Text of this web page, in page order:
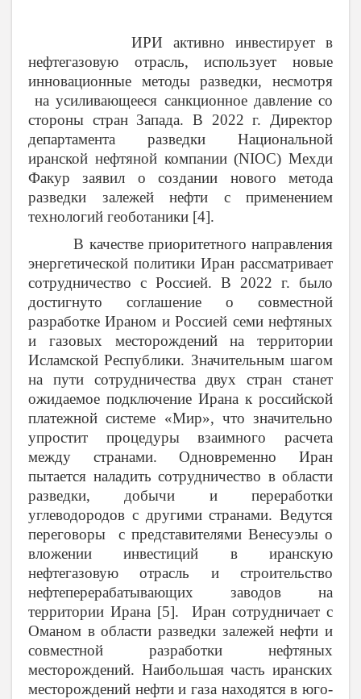
ИРИ активно инвестирует в
нефтегазовую отрасль, использует новые
инновационные методы разведки, несмотря
на усиливающееся санкционное давление со
стороны стран Запада. В 2022 г. Директор
департамента разведки Национальной
иранской нефтяной компании (NIOC) Мехди
Факур заявил о создании нового метода
разведки залежей нефти с применением
технологий геоботаники [4].
В качестве приоритетного направления
энергетической политики Иран рассматривает
сотрудничество с Россией. В 2022 г. было
достигнуто соглашение о совместной
разработке Ираном и Россией семи нефтяных
и газовых месторождений на территории
Исламской Республики. Значительным шагом
на пути сотрудничества двух стран станет
ожидаемое подключение Ирана к российской
платежной системе «Мир», что значительно
упростит процедуры взаимного расчета
между странами. Одновременно Иран
пытается наладить сотрудничество в области
разведки, добычи и переработки
углеводородов с другими странами. Ведутся
переговоры с представителями Венесуэлы о
вложении инвестиций в иранскую
нефтегазовую отрасль и строительство
нефтеперерабатывающих заводов на
территории Ирана [5]. Иран сотрудничает с
Оманом в области разведки залежей нефти и
совместной разработки нефтяных
месторождений. Наибольшая часть иранских
месторождений нефти и газа находятся в юго-